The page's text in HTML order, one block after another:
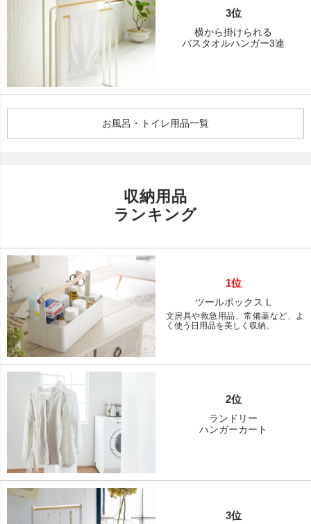
3位
横から掛けられる
バスタオルハンガー3連
お風呂・トイレ用品一覧
収納用品
ランキング
1位
ツールボックス L
文房具や救急用品、常備薬など、よ
く使う日用品を美しく収納。
2位
ランドリー
ハンガーカート
3位